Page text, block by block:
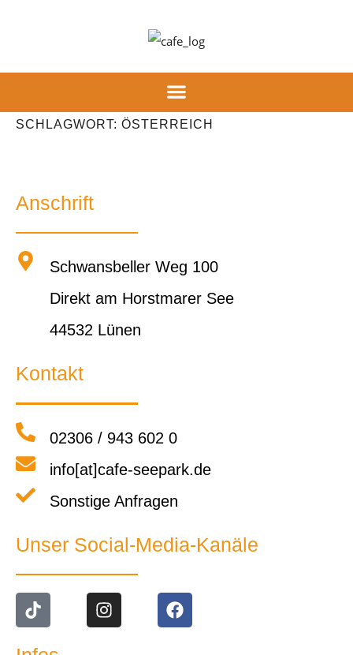
SCHLAGWORT: ÖSTERREICH
Anschrift
Schwansbeller Weg 100
Direkt am Horstmarer See
44532 Lünen
Kontakt
02306 / 943 602 0
info[at]cafe-seepark.de
Sonstige Anfragen
Unser Social-Media-Kanäle